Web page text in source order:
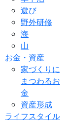
遊び
野外研修
海
山
お金・資産
家づくりに
まつわるお
金
資産形成
ライフスタイル